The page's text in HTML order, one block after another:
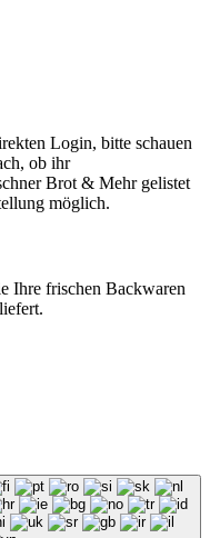
Login, bitte schauen
ob ihr
Brot & Mehr gelistet
möglich.
Ihre frischen Backwaren